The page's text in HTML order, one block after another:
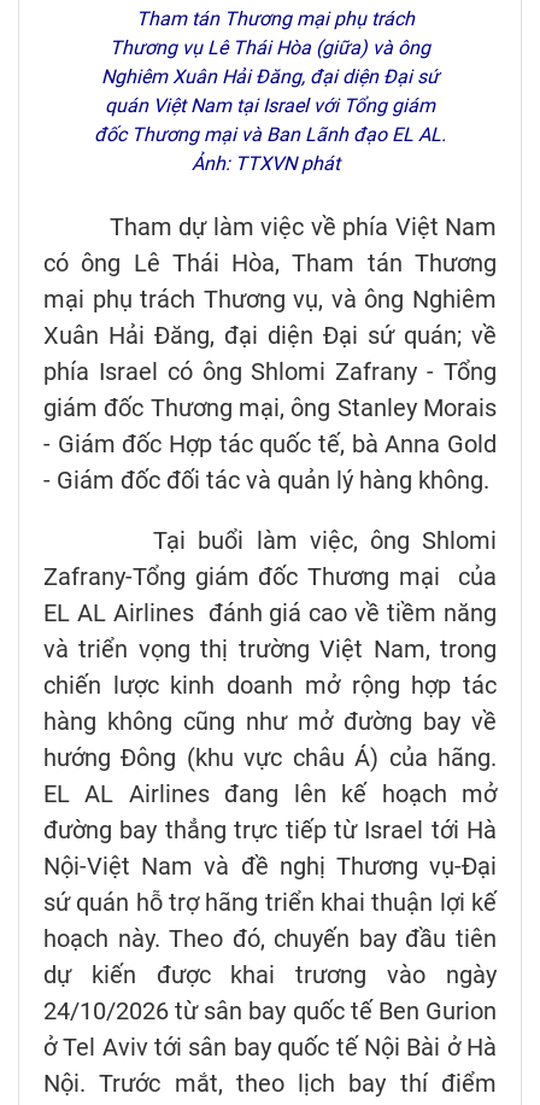
Tham tán Thương mại phụ trách
Thương vụ Lê Thái Hòa (giữa) và ông
Nghiêm Xuân Hải Đăng, đại diện Đại sứ
quán Việt Nam tại Israel với Tổng giám
đốc Thương mại và Ban Lãnh đạo EL AL.
Ảnh: TTXVN phát
Tham dự làm việc về phía Việt Nam
có ông Lê Thái Hòa, Tham tán Thương
mại phụ trách Thương vụ, và ông Nghiêm
Xuân Hải Đăng, đại diện Đại sứ quán; về
phía Israel có ông Shlomi Zafrany - Tổng
giám đốc Thương mại, ông Stanley Morais
- Giám đốc Hợp tác quốc tế, bà Anna Gold
- Giám đốc đối tác và quản lý hàng không.
Tại buổi làm việc, ông Shlomi
Zafrany-Tổng giám đốc Thương mại của
EL AL Airlines đánh giá cao về tiềm năng
và triển vọng thị trường Việt Nam, trong
chiến lược kinh doanh mở rộng hợp tác
hàng không cũng như mở đường bay về
hướng Đông (khu vực châu Á) của hãng.
EL AL Airlines đang lên kế hoạch mở
đường bay thẳng trực tiếp từ Israel tới Hà
Nội-Việt Nam và đề nghị Thương vụ-Đại
sứ quán hỗ trợ hãng triển khai thuận lợi kế
hoạch này. Theo đó, chuyến bay đầu tiên
dự kiến được khai trương vào ngày
24/10/2026 từ sân bay quốc tế Ben Gurion
ở Tel Aviv tới sân bay quốc tế Nội Bài ở Hà
Nội. Trước mắt, theo lịch bay thí điểm